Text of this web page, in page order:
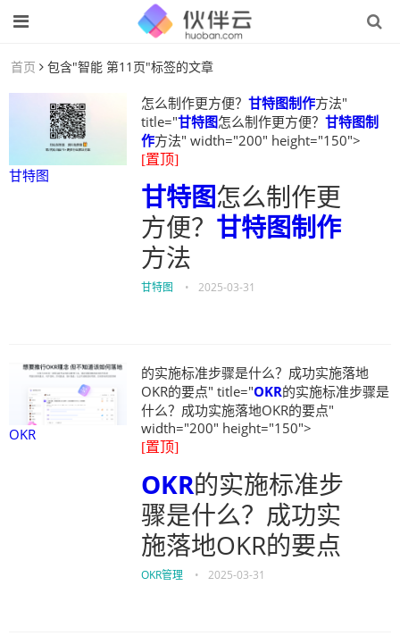
首页 包含"智能 第11页"标签的文章
甘特图
怎么制作更方便？ 甘特图制作方法"
title="甘特图怎么制作更方便？ 甘特图制
作方法" width="200" height="150">
[置顶]
甘特图怎么制作更
方便？ 甘特图制作
方法
甘特图 • 2025-03-31
OKR
的实施标准步骤是什么？成功实施落地
OKR的要点" title="OKR的实施标准步骤是
什么？成功实施落地OKR的要点"
width="200" height="150">
[置顶]
OKR的实施标准步
骤是什么？成功实
施落地OKR的要点
OKR管理 • 2025-03-31